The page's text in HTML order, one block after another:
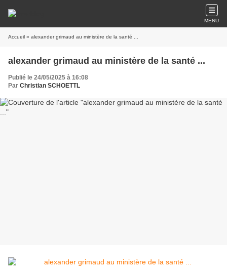
MENU
Accueil » alexander grimaud au ministère de la santé ...
alexander grimaud au ministère de la santé ...
Publié le 24/05/2025 à 16:08
Par Christian SCHOETTL